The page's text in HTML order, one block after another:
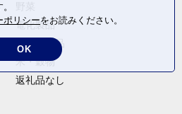
電化製品
卵・乳製品
米・穀物
返礼品なし
ポリシーをお読みください。
OK